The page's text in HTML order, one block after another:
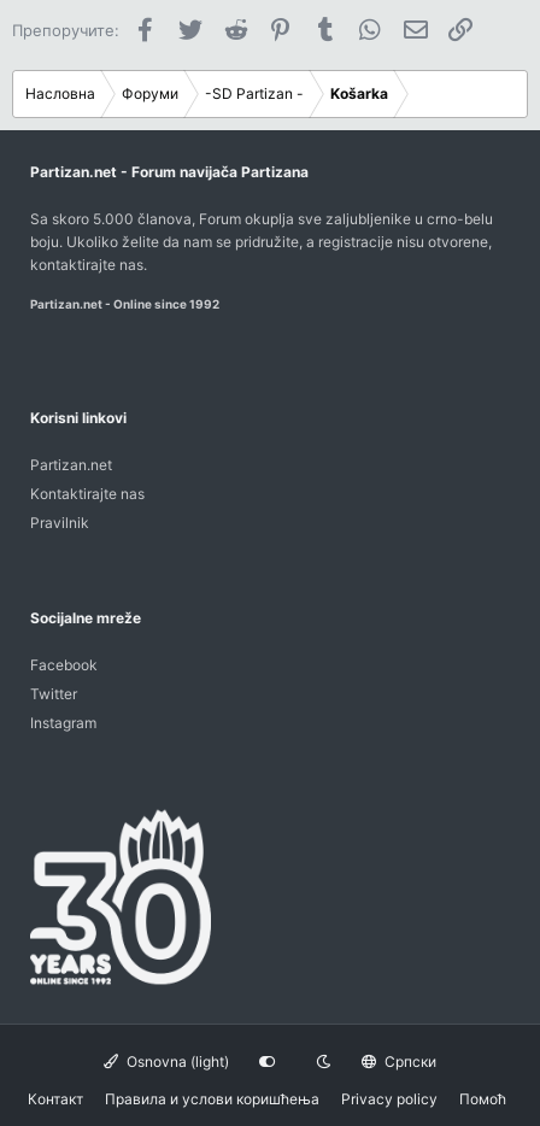
:
Препоручите: FacebookTwitter Reddit PinterestTumblr WhatsApp
Имејл
Насловна Форуми -SD Partizan - Košarka
Partizan.net - Forum navijača Partizana
Sa skoro 5.000 članova, Forum okuplja sve zaljubljenike u crno-belu
boju. Ukoliko želite da nam se pridružite, a registracije nisu otvorene,
kontaktirajte nas.
Partizan.net - Online since 1992
Korisni linkovi
Partizan.net
Kontaktirajte nas
Pravilnik
Socijalne mreže
Facebook
Twitter
Instagram
Osnovna (light) Српски
Контакт Правила и услови коришћења Privacy policy Помоћ